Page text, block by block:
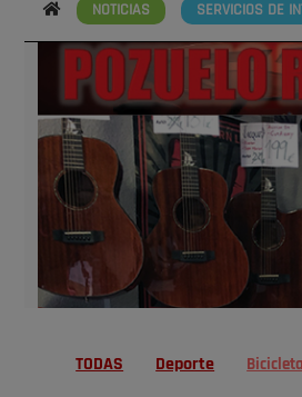
NOTICIAS SERVICIOS DE
TODAS Deporte